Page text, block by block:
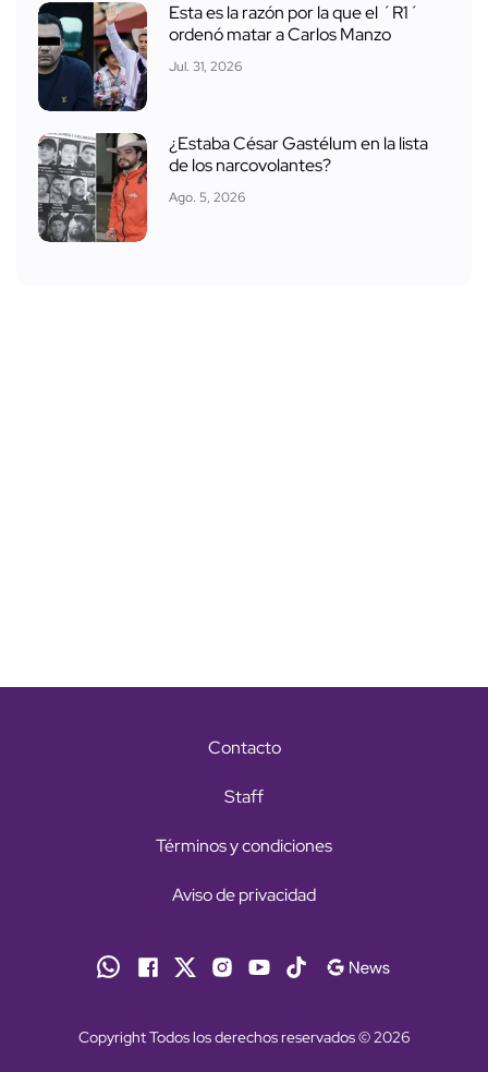
Esta es la razón por la que el ´R1´
ordenó matar a Carlos Manzo
Jul. 31, 2026
¿Estaba César Gastélum en la lista
de los narcovolantes?
Ago. 5, 2026
Contacto
Staff
Términos y condiciones
Aviso de privacidad
Copyright Todos los derechos reservados © 2026